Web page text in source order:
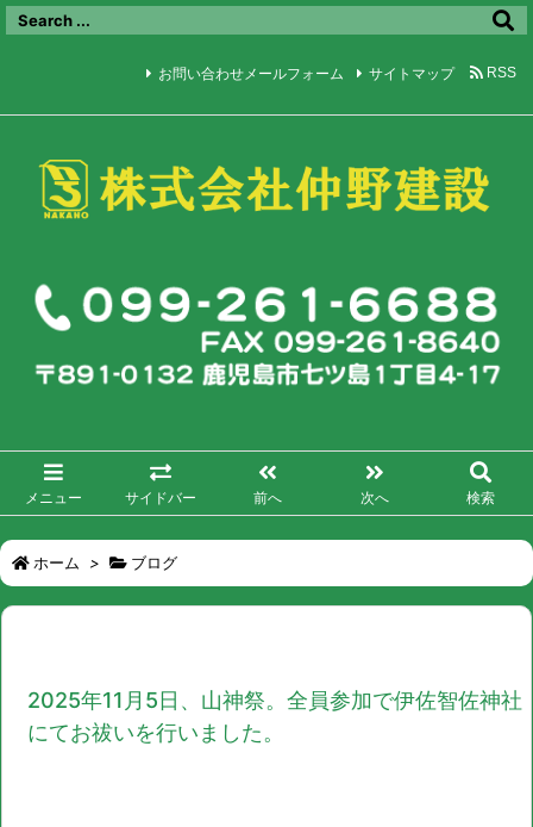
メニュー サイドバー 前へ 次へ 検索
お問い合わせメールフォーム サイトマップ RSS
ホーム > ブログ
2025年11月5日、山神祭。全員参加で伊佐智佐神社
にてお祓いを行いました。